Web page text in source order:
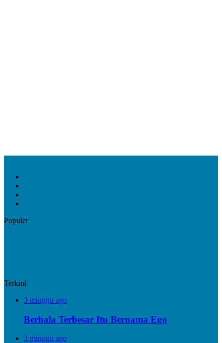
Populer
Terkini
3 minggu ago
Berhala Terbesar Itu Bernama Ego
3 minggu ago